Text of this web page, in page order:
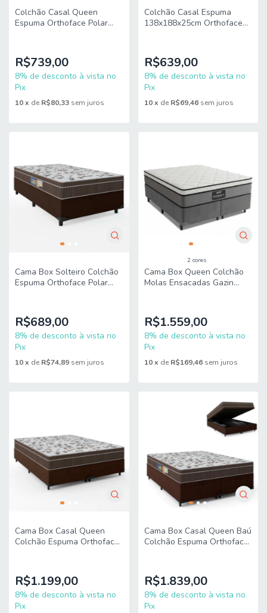
Colchão Casal Queen
Espuma Orthoface Polar
Pessoa
R$739,00
8% de desconto à vista no
Pix
10x de R$80,33 sem juros
Colchão Casal Espuma
138x188x25cm Orthoface
R$639,00
8% de desconto à vista no
Pix
10 x de R$69,46 sem juros
Cama Box Solteiro Colchão
Espuma Orthoface Polar
R$689,00
8% de desconto à vista no
Pix
10x de R$74,89 sem juros
2 cores
Cama Box Queen Colchão
Molas Ensacadas Gazin
R$1.559,00
8% de desconto à vista no
Pix
10 x de R$169,46 sem juros
Cama Box Casal Queen
Colchão Espuma Orthoface
120kg Por Pess
R$1.199,00
8% de desconto à vista no
Pix
Cama Box Casal Queen Baú
Colchão Espuma Orthoface
120kg Por
R$1.839,00
8% de desconto à vista no
Pix